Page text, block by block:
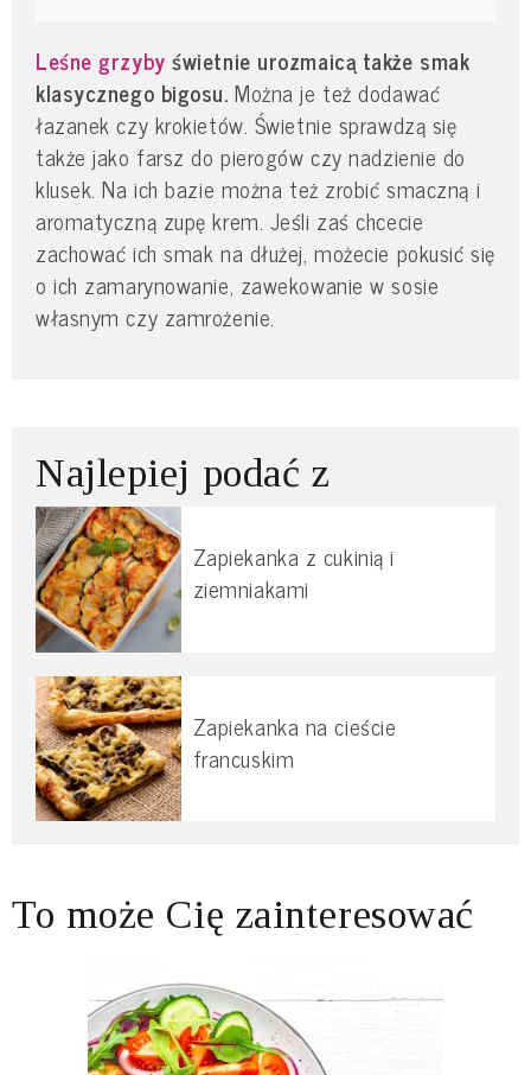
Leśne grzyby świetnie urozmaicą także smak
klasycznego bigosu.Można je też dodawać
łazanek czy krokietów. Świetnie sprawdzą się
także jako farsz do pierogów czy nadzienie do
klusek. Na ich bazie można też zrobić smaczną i
aromatyczną zupę krem. Jeśli zaś chcecie
zachować ich smak na dłużej, możecie pokusić się
o ich zamarynowanie, zawekowanie w sosie
własnym czy zamrożenie.
Najlepiej podać z
Zapiekanka z cukinią i
ziemniakami
Zapiekanka na cieście
francuskim
To może Cię zainteresować